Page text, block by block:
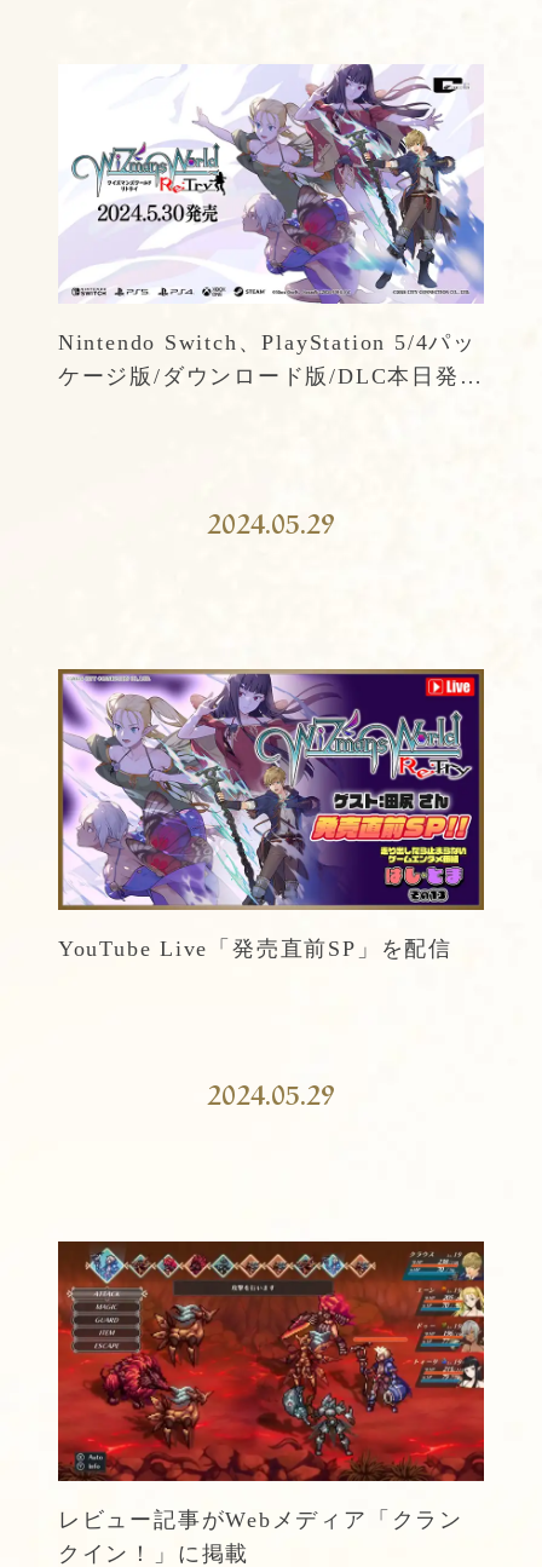
Nintendo Switch、PlayStation 5/4パッ
ケージ版/ダウンロード版/DLC本日発
2024.05.29
YouTube Live「発売直前SP」を配信
2024.05.29
レビュー記事がWebメディア「クラン
クイン！」に掲載